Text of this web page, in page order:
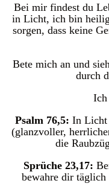
Bei mir findest du
in Licht, ich bin
sorgen, dass keine
Bete mich an und
durch
Ich
Psalm 76,5: In Licht
(glanzvoller,
die
Sprüche 23,17:
bewahre dir